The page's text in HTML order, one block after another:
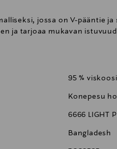
jossa on V-pääntie
ja tarjoaa mukavan
95 %
Konepesu
6666 LIGHT
Bangladesh